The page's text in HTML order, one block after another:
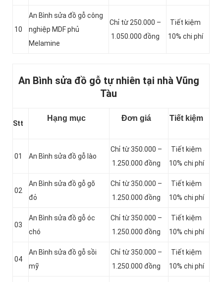
10
An Bình sửa đồ gỗ công
nghiệp MDF phủ
Melamine
Chỉ từ 250.000 –
1.050.000 đồng
Tiết kiệm
10% chi phí
An Bình sửa đồ gỗ tự nhiên tại nhà Vũng
Tàu
Stt
Hạng mục Đơn giá Tiết kiệm
01 An Bình sửa đồ gỗ lào
Chỉ từ 350.000 –
1.250.000 đồng
Tiết kiệm
10% chi phí
02
An Bình sửa đồ gỗ gõ
đỏ
Chỉ từ 350.000 –
1.250.000 đồng
Tiết kiệm
10% chi phí
03
An Bình sửa đồ gỗ óc
chó
Chỉ từ 350.000 –
1.250.000 đồng
Tiết kiệm
10% chi phí
04
An Bình sửa đồ gỗ sồi
mỹ
Chỉ từ 350.000 –
1.250.000 đồng
Tiết kiệm
10% chi phí